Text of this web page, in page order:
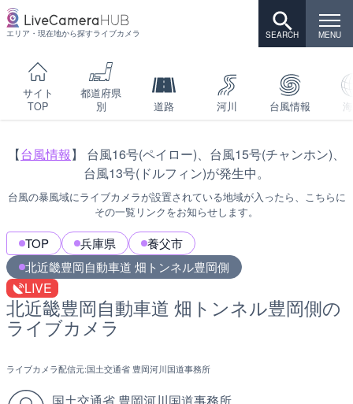
エリア・現在地から探すライブカメラ
サイト
TOP
都道府県
別
道路 河川 台風情報
【台風情報】 台風16号(ペイロー)、台風15号(チャンホン)、
台風13号(ドルフィン)が発生中。
台風の暴風域にライブカメラが設置されている地域が入ったら、こちらに
その一覧リンクをお知らせします。
TOP 兵庫県
養父市
北近畿豊岡自動車道 畑トンネル豊岡側
LIVE
北近畿豊岡自動車道 畑トンネル豊岡側の
ライブカメラ
ライブカメラ配信元:国土交通省 豊岡河川国道事務所
国土交通省 豊岡河川国道事務所